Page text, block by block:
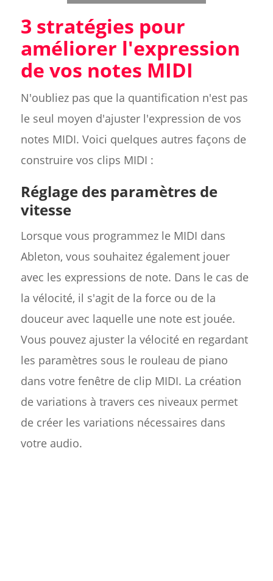
3 stratégies pour
améliorer l'expression
de vos notes MIDI
N'oubliez pas que la quantification n'est pas
le seul moyen d'ajuster l'expression de vos
notes MIDI. Voici quelques autres façons de
construire vos clips MIDI :
Réglage des paramètres de
vitesse
Lorsque vous programmez le MIDI dans
Ableton, vous souhaitez également jouer
avec les expressions de note. Dans le cas de
la vélocité, il s'agit de la force ou de la
douceur avec laquelle une note est jouée.
Vous pouvez ajuster la vélocité en regardant
les paramètres sous le rouleau de piano
dans votre fenêtre de clip MIDI. La création
de variations à travers ces niveaux permet
de créer les variations nécessaires dans
votre audio.